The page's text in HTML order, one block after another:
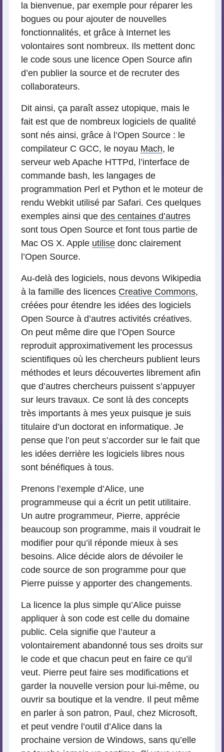
la bienvenue, par exemple pour réparer les
bogues ou pour ajouter de nouvelles
fonctionnalités, et grâce à Internet les
volontaires sont nombreux. Ils mettent donc
le code sous une licence Open Source afin
d’en publier la source et de recruter des
collaborateurs.
Dit ainsi, ça paraît assez utopique, mais le
fait est que de nombreux logiciels de qualité
sont nés ainsi, grâce à l’Open Source : le
compilateur C GCC, le noyau Mach, le
serveur web Apache HTTPd, l’interface de
commande bash, les langages de
programmation Perl et Python et le moteur de
rendu Webkit utilisé par Safari. Ces quelques
exemples ainsi que des centaines d’autres
sont tous Open Source et font tous partie de
Mac OS X. Apple utilise donc clairement
l’Open Source.
Au-delà des logiciels, nous devons Wikipedia
à la famille des licences Creative Commons,
créées pour étendre les idées des logiciels
Open Source à d’autres activités créatives.
On peut même dire que l’Open Source
reproduit approximativement les processus
scientifiques où les chercheurs publient leurs
méthodes et leurs découvertes librement afin
que d’autres chercheurs puissent s’appuyer
sur leurs travaux. Ce sont là des concepts
très importants à mes yeux puisque je suis
titulaire d’un doctorat en informatique. Je
pense que l’on peut s’accorder sur le fait que
les idées derrière les logiciels libres nous
sont bénéfiques à tous.
Prenons l’exemple d’Alice, une
programmeuse qui a écrit un petit utilitaire.
Un autre programmeur, Pierre, apprécie
beaucoup son programme, mais il voudrait le
modifier pour qu’il réponde mieux à ses
besoins. Alice décide alors de dévoiler le
code source de son programme pour que
Pierre puisse y apporter des changements.
La licence la plus simple qu’Alice puisse
appliquer à son code est celle du domaine
public. Cela signifie que l’auteur a
volontairement abandonné tous ses droits sur
le code et que chacun peut en faire ce qu’il
veut. Pierre peut faire ses modifications et
garder la nouvelle version pour lui-même, ou
ouvrir sa boutique et la vendre. Il peut même
en parler à son patron, Paul, chez Microsoft,
et peut vendre l’outil d’Alice dans la
prochaine version de Windows, sans qu’elle